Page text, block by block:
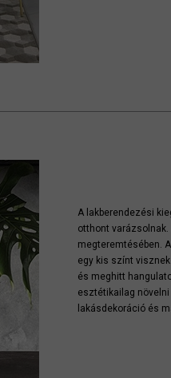
A lakberendezési
otthont
megteremtésében.
egy kis színt
és meghitt
esztétikailag
lakásdekoráció és